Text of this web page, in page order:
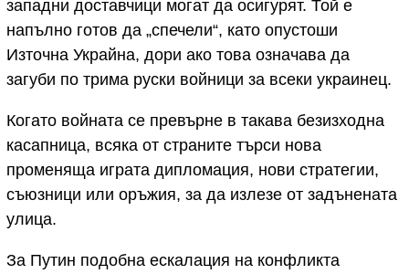
западни доставчици могат да осигурят. Той е
напълно готов да „спечели“, като опустоши
Източна Украйна, дори ако това означава да
загуби по трима руски войници за всеки украинец.
Когато войната се превърне в такава безизходна
касапница, всяка от страните търси нова
променяща играта дипломация, нови стратегии,
съюзници или оръжия, за да излезе от задънената
улица.
За Путин подобна ескалация на конфликта